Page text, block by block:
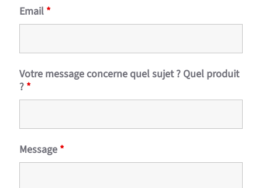
Email *
Votre message concerne quel sujet ? Quel produit
? *
Message *